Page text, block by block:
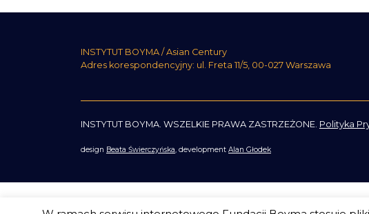
INSTYTUT BOYMA / Asian Century
Adres korespondencyjny: ul. Freta 11/5, 00-027 Warszawa
INSTYTUT BOYMA. WSZELKIE PRAWA ZASTRZEŻONE. Polityka
design Beata Świerczyńska, development Alan Głodek